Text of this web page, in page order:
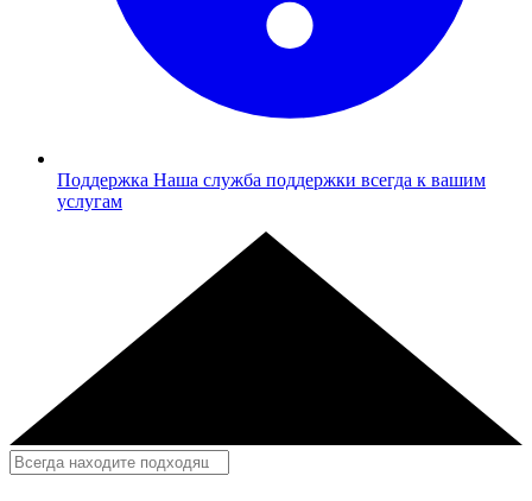
Поддержка Наша служба поддержки всегда к вашим
услугам